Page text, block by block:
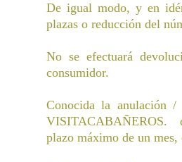
De igual modo, y en
plazas o reducción del
No se efectuará
consumidor.
Conocida la anulación
VISITACABAÑEROS.
plazo máximo de un